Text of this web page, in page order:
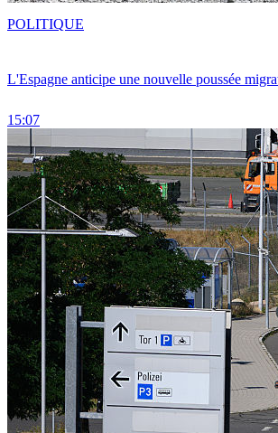
L'Espagne anticipe une nouvelle poussée
15:07
POLITIQUE